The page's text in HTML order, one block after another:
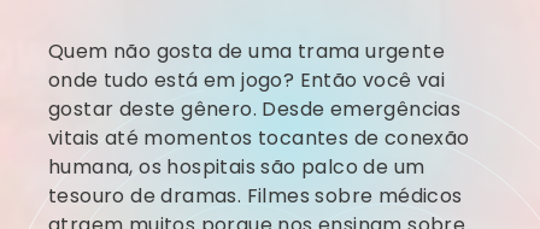
Swedish
Quem não gosta de uma trama urgente
onde tudo está em jogo? Então você vai
gostar deste gênero. Desde emergências
vitais até momentos tocantes de conexão
humana, os hospitais são palco de um
tesouro de dramas. Filmes sobre médicos